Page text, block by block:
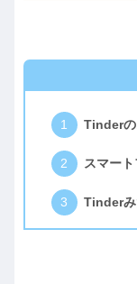
Tinderの
スマー
Tinderみ